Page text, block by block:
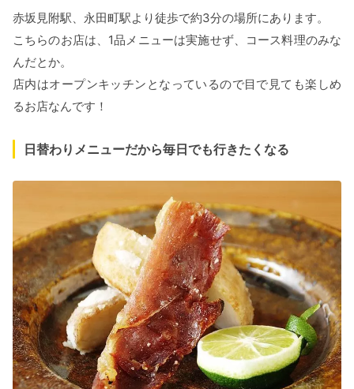
赤坂見附駅、永田町駅より徒歩で約3分の場所にあります。
こちらのお店は、1品メニューは実施せず、コース料理のみな
んだとか。
店内はオープンキッチンとなっているので目で見ても楽しめ
るお店なんです！
日替わりメニューだから毎日でも行きたくなる